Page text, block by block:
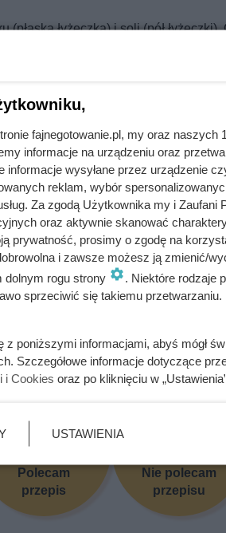
łyżeczka) i soli (pół
Możesz obrać go z łupin lub zjeść ze
plasterki i grilluj na specjalnej patelni.
a następnie dodaj oliwę z oliwek.
ulubionymi ziołami (np. bazylią).
Zobacz alergeny Oblicz
Ci się przepis?
Polecam
przepis
Nie polecam
przepisu
fajnegotowanie.pl, my oraz
informacje na urządzeniu oraz
informacje wysyłane przez urządzenie
reklam, wybór
Za zgodą Użytkownika my i
oraz aktywnie skanować
prywatność, prosimy o zgodę na
i zawsze możesz ją zmienić/
dolnym rogu strony
. Niektóre rodzaje
sprzeciwić się takiemu
z poniższymi informacjami, abyś mógł
Szczegółowe informacje dotyczące
i Cookies oraz po kliknięciu w
USTAWIENIA